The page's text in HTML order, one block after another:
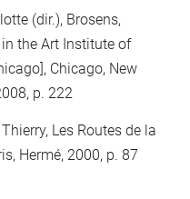
(dir.), Brosens,
the Art Institute of
Chicago, New
p. 222
Les Routes de la
Hermé, 2000, p. 87